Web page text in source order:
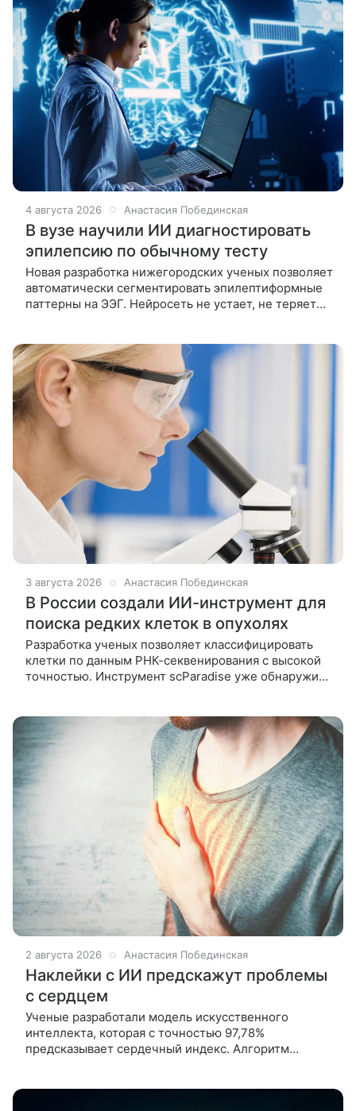
4 августа 2026 Анастасия Побединская
В вузе научили ИИ диагностировать
эпилепсию по обычному тесту
Новая разработка нижегородских ученых позволяет
автоматически сегментировать эпилептиформные
паттерны на ЭЭГ. Нейросеть не устает, не теряет
3 августа 2026 Анастасия Побединская
В России создали ИИ-инструмент для
поиска редких клеток в опухолях
Разработка ученых позволяет классифицировать
клетки по данным РНК-секвенирования с высокой
точностью. Инструмент scParadise уже обнаружил
2 августа 2026 Анастасия Побединская
Наклейки с ИИ предскажут проблемы
с сердцем
Ученые разработали модель искусственного
интеллекта, которая с точностью 97,78%
предсказывает сердечный индекс. Алгоритм